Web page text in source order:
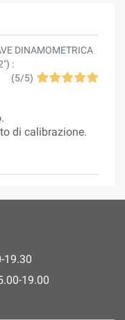
DINAMOMETRICA
) :
(5/5)
di calibrazione.
19.30
19.00